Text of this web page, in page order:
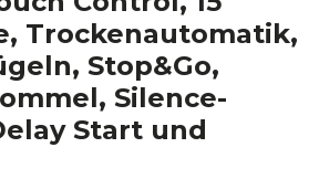
Trockenautomatik,
Stop&Go,
Silence-
Start und